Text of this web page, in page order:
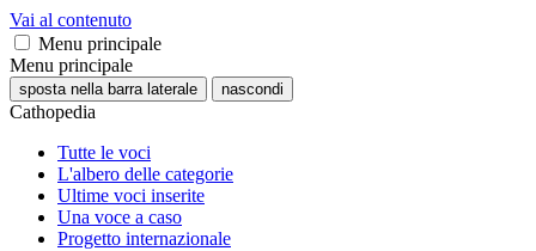
Vai al contenuto
Menu principale
Menu principale
sposta nella barra laterale nascondi
Cathopedia
Tutte le voci
L'albero delle categorie
Ultime voci inserite
Una voce a caso
Progetto internazionale